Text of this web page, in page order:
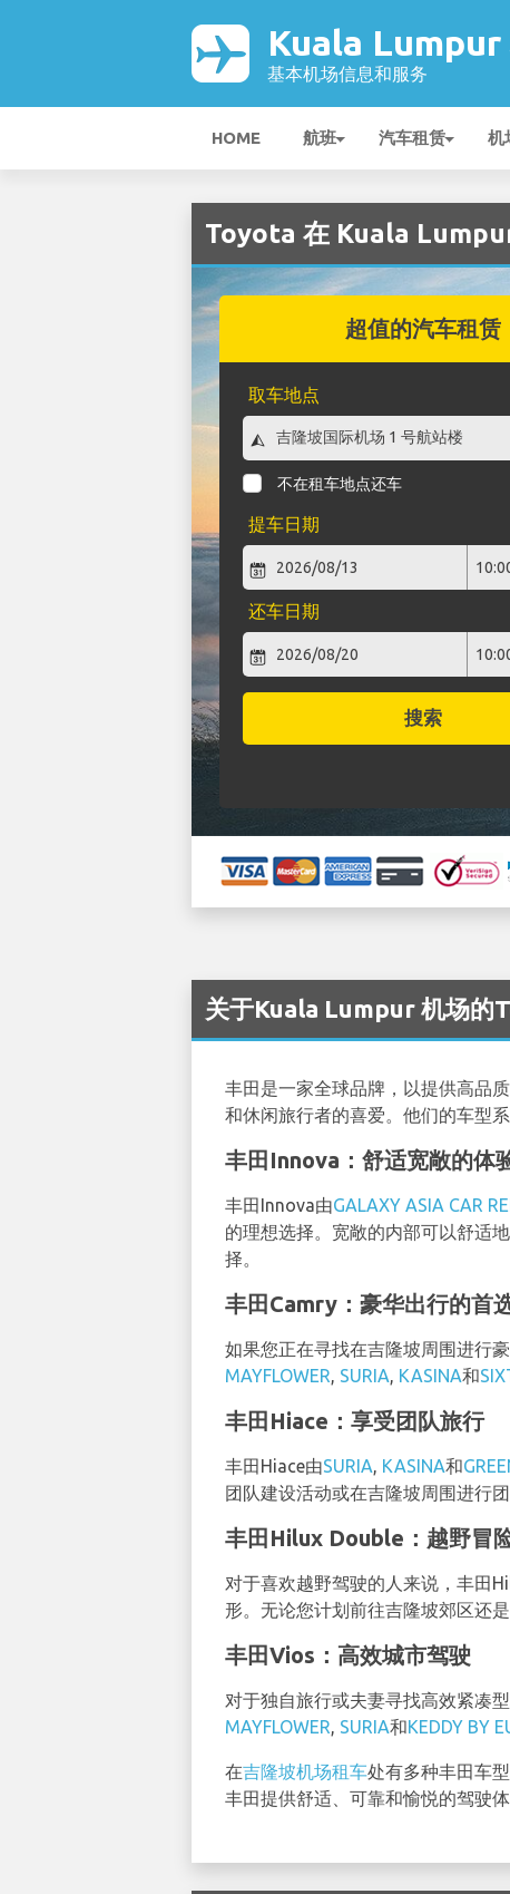
Kuala Lumpur
基本机场信息和服务
HOME 航班 汽车租赁 机
Toyota 在 Kuala
超值的汽车租赁
取车地点
不在租车地点还车
提车日期
还车日期
搜索
关于Kuala Lumpur 机场的
丰田是一家全球品牌，以提供高品
和休闲旅行者的喜爱。他们的车型
丰田Innova：舒适宽敞的体
丰田Innova由GALAXY ASIA CAR
的理想选择。宽敞的内部可以舒适
择。
丰田Camry：豪华出行的首
如果您正在寻找在吉隆坡周围进行
MAYFLOWER, SURIA, KASINA和
丰田Hiace：享受团队旅行
丰田Hiace由SURIA, KASINA和
团队建设活动或在吉隆坡周围进行
丰田Hilux Double：越野冒
对于喜欢越野驾驶的人来说，丰田
形。无论您计划前往吉隆坡郊区还
丰田Vios：高效城市驾驶
对于独自旅行或夫妻寻找高效紧凑
MAYFLOWER, SURIA和KEDDY BY
在吉隆坡机场租车处有多种丰田车
丰田提供舒适、可靠和愉悦的驾驶体